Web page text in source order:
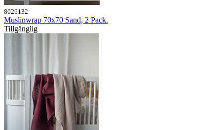
8026132
Muslinwrap 70x70 Sand, 2 Pack.
Tillgänglig